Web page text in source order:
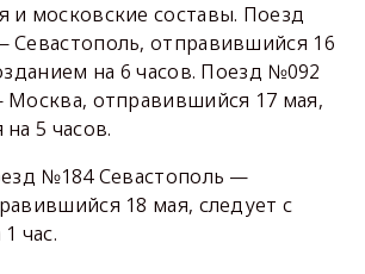
и московские составы. Поезд
отправившийся 16
на 6 часов. Поезд №092
отправившийся 17 мая,
5 часов.
№184 Севастополь —
18 мая, следует с
час.